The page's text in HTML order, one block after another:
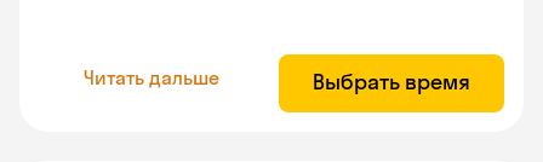
Читать дальше Выбрать время